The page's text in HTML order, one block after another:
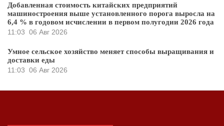
Добавленная стоимость китайских предприятий
машиностроения выше установленного порога выросла на
6,4 % в годовом исчислении в первом полугодии 2026 года
11:03 06 Авг 2026
Умное сельское хозяйство меняет способы выращивания и
доставки еды
11:03 06 Авг 2026